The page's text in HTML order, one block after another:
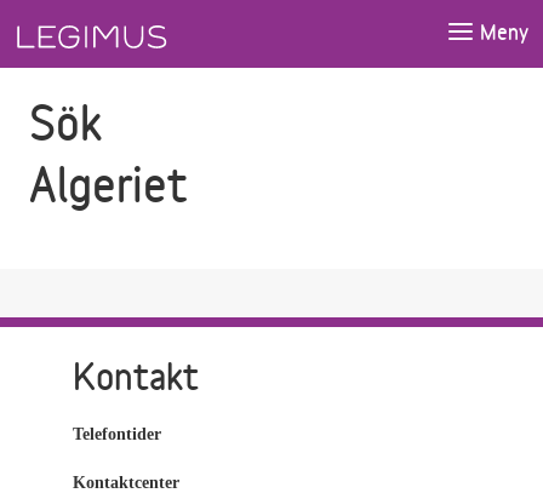
Meny
Sök
Algeriet
Kontakt
Telefontider
Kontaktcenter